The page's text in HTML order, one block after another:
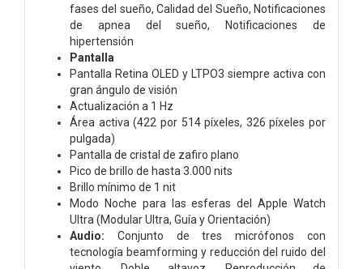
fases del sueño, Calidad del Sueño, Notificaciones
de apnea del sueño,
Notificaciones de
hipertensión
Pantalla
Pantalla Retina OLED y LTPO3 siempre activa con
gran ángulo de visión
Actualización a 1 Hz
Área activa (422 por 514 píxeles, 326 píxeles por
pulgada)
Pantalla de cristal de zafiro plano
Pico de brillo de hasta 3.000 nits
Brillo mínimo de 1 nit
Modo Noche para las esferas del Apple Watch
Ultra (Modular Ultra, Guía y Orientación)
Audio: Conjunto de tres micrófonos con
tecnología beamforming y reducción del ruido del